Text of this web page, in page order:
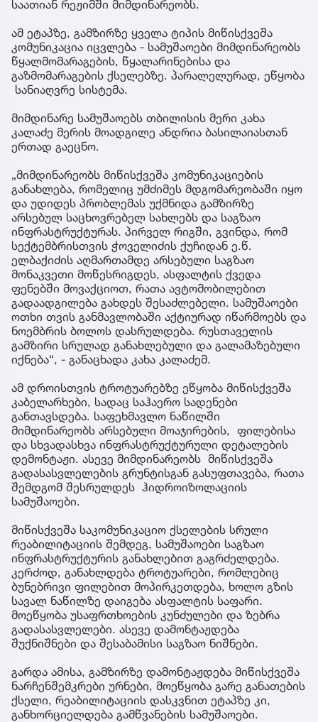
საათიან რეჟიმში მიმდინარეობს.
ამ ეტაპზე, გამზირზე ყველა ტიპის მიწისქვეშა
კომუნიკაცია იცვლება - სამუშაოები მიმდინარეობს
წყალმომარაგების, წყალარინებისა და
გაზმომარაგების ქსელებზე. პარალელურად, ეწყობა
სანიაღვრე სისტემა.
მიმდინარე სამუშაოებს თბილისის მერი კახა
კალაძე მერის მოადგილე ანდრია ბასილაიასთან
ერთად გაეცნო.
„მიმდინარეობს მიწისქვეშა კომუნიკაციების
განახლება, რომელიც უმძიმეს მდგომარეობაში იყო
და უდიდეს პრობლემას უქმნიდა გამზირზე
არსებულ საცხოვრებელ სახლებს და საგზაო
ინფრასტრუქტურას. პირველ რიგში, გვინდა, რომ
სექტემბრისთვის ჭოველიძის ქუჩიდან ე.წ.
ელბაქიძის აღმართამდე არსებული საგზაო
მონაკვეთი მოწესრიგდეს, ასფალტის ქვედა
ფენებში მოვაქციოთ, რათა ავტომობილებით
გადაადგილება გახდეს შესაძლებელი. სამუშაოები
ოთხი თვის განმავლობაში აქტიურად იწარმოებს და
ნოემბრის ბოლოს დასრულდება. რუსთაველის
გამზირი სრულად განახლებული და გალამაზებული
იქნება“, - განაცხადა კახა კალაძემ.
ამ დროისთვის ტროტუარებზე ეწყობა მიწისქვეშა
კაბელარხები, სადაც საჰაერო სადენები
განთავსდება. საფეხმავლო ნაწილში
მიმდინარეობს არსებული მოაჯირების, ფილებისა
და სხვადასხვა ინფრასტრუქტურული დეტალების
დემონტაჟი. ასევე მიმდინარეობს მიწისქვეშა
გადასასვლელების გრუნტისგან გასუფთავება, რათა
შემდგომ შესრულდეს ჰიდროიზოლაციის
სამუშაოები.
მიწისქვეშა საკომუნიკაციო ქსელების სრული
რეაბილიტაციის შემდეგ, სამუშაოები საგზაო
ინფრასტრუქტურის განახლებით გაგრძელდება.
კერძოდ, განახლდება ტროტუარები, რომლებიც
ბუნებრივი ფილებით მოპირკეთდება, ხოლო გზის
სავალ ნაწილზე დაიგება ასფალტის საფარი.
მოეწყობა უსაფრთხოების კუნძულები და ზებრა
გადასასვლელები. ასევე დამონტაჟდება
შუქნიშნები და შესაბამისი საგზაო ნიშნები.
გარდა ამისა, გამზირზე დამონტაჟდება მიწისქვეშა
ნარჩენშემკრები ურნები, მოეწყობა გარე განათების
ქსელი, რეაბილიტაციის დასკვნით ეტაპზე კი,
განხორციელდება გამწვანების სამუშაოები.